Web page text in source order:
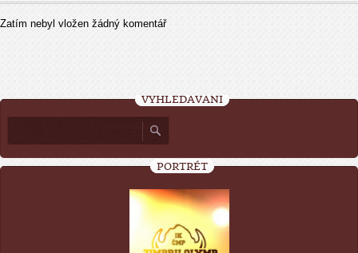
Zatím nebyl vložen žádný komentář
VYHLEDÁVÁNÍ
PORTRÉT